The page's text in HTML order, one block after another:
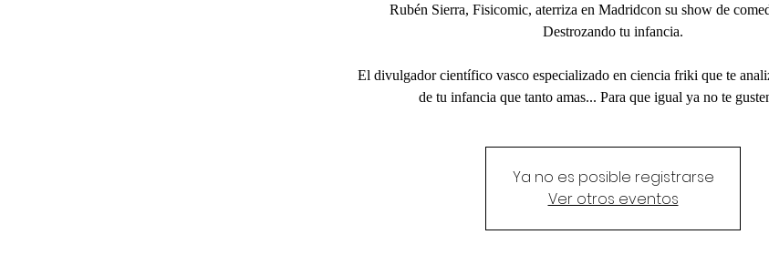
Rubén Sierra, Fisicomic, aterriza en Madridcon su show de
Destrozando tu infancia.
El divulgador científico vasco especializado en ciencia friki que te
de tu infancia que tanto amas... Para que igual ya no te
Ya no es posible registrarse
Ver otros eventos